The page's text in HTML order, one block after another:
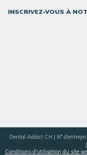
INSCRIVEZ-VOUS À
Dental Addict CH | N°
Conditions d'utilisation du site